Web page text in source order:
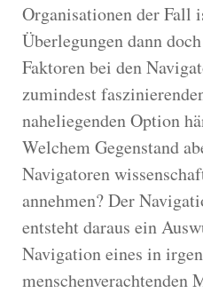
Organisationen der Fall
Überlegungen dann
Faktoren bei den
zumindest
naheliegenden Option
Welchem Gegenstand
Navigatoren
annehmen? Der
entsteht daraus ein
Navigation eines in
menschenverachtenden